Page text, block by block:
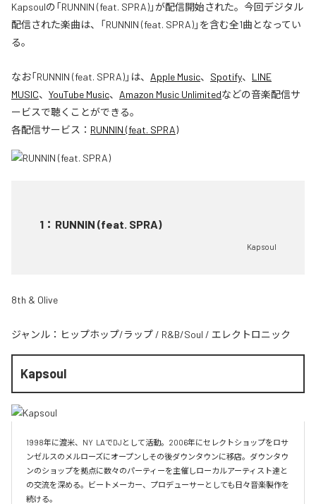
Kapsoulの「RUNNIN (feat. SPRA)」が配信開始された。今回デジタル
配信された楽曲は、「RUNNIN (feat. SPRA)」を含む全1曲となってい
る。
なお「RUNNIN (feat. SPRA)」は、 Apple Music、 Spotify、 LINE
MUSIC、 YouTube Music、 Amazon Music Unlimitedなどの音楽配信サ
ービスで聴くことができる。
各配信サービス： RUNNIN (feat. SPRA)
1 ： RUNNIN (feat. SPRA)
Kapsoul
8th & Olive
ジャンル： ヒップホップ/ラップ / R&B/Soul / エレクトロニック
Kapsoul
1998年に渡米、NY  LAでDJとして活動。2006年にセレクトショップをロサ
ンゼルスのメルローズにオープンしその後ダウンタウンに移店。ダウンタウ
ンのショップを拠点に数々のパーティーを主催しローカルアーティスト達と
の交流を深める。ビートメーカー、プロデューサーとしても日々音楽製作を
続ける。